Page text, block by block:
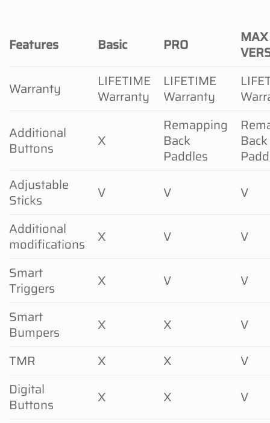
Features Basic PRO
MAX
Warranty
LIFETIME
Warranty
LIFETIME
Warranty
Additional
Buttons
X
Remapping
Back
Paddles
Back
Adjustable
Sticks
V V
V
Additional
modifications
X V
V
Smart
Triggers
X V
V
Smart
Bumpers
X X
V
TMR
X X
V
Digital
Buttons
X X V